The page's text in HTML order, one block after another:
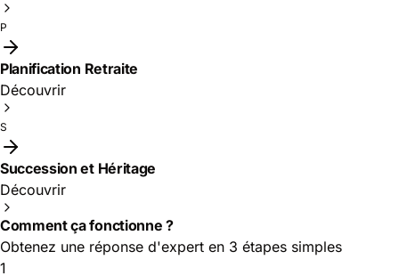
P
Planification Retraite
Découvrir
S
Succession et Héritage
Découvrir
Comment ça fonctionne ?
Obtenez une réponse d'expert en 3 étapes simples
1